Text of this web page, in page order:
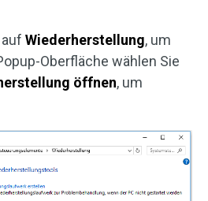
Wiederherstellung, um
Oberfläche wählen Sie
öffnen, um